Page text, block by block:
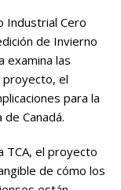
Industrial Cero
de Invierno
examina las
el
para la
Canadá.
TCA, el proyecto
de cómo los